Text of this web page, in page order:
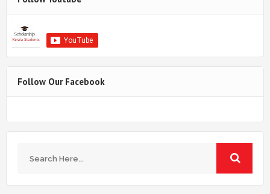
Follow Our Facebook